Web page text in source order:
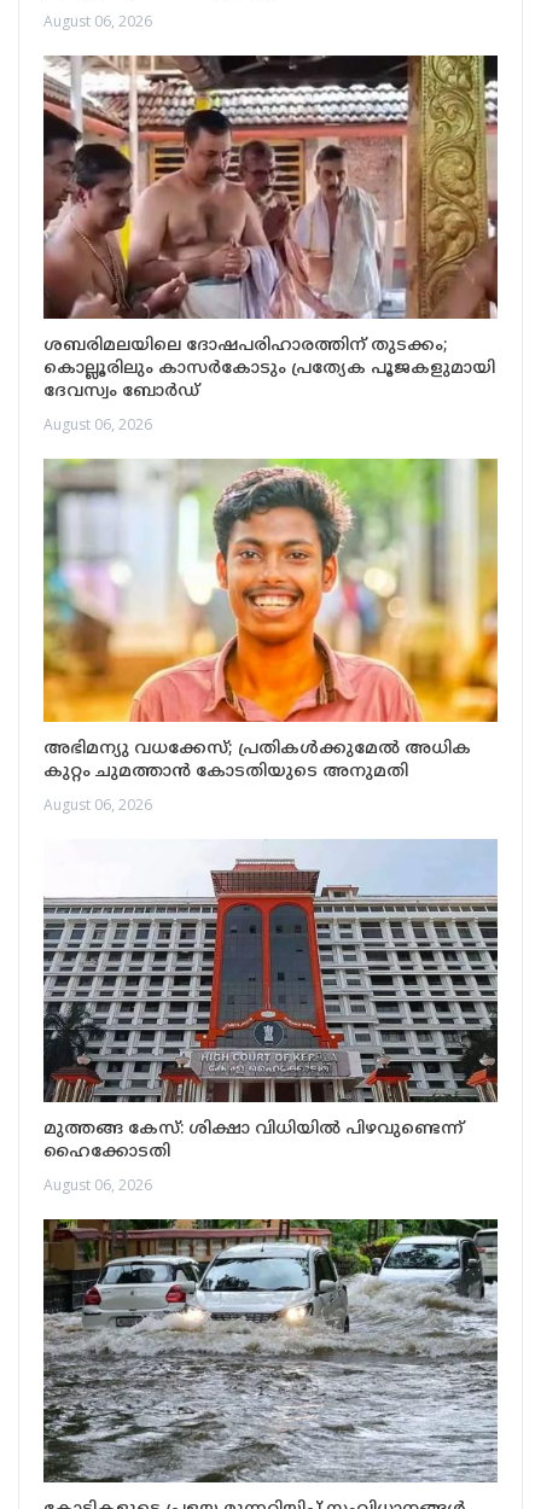
August 06, 2026
ശബരിമലയിലെ ദോഷപരിഹാരത്തിന് തുടക്കം;
കൊല്ലൂരിലും കാസർകോടും പ്രത്യേക പൂജകളുമായി
ദേവസ്വം ബോർഡ്
August 06, 2026
അഭിമന്യു വധക്കേസ്; പ്രതികള്‍ക്കുമേല്‍ അധിക
കുറ്റം ചുമത്താന്‍ കോടതിയുടെ അനുമതി
August 06, 2026
മുത്തങ്ങ കേസ്: ശിക്ഷാ വിധിയിൽ പിഴവുണ്ടെന്ന്
ഹൈക്കോടതി
August 06, 2026